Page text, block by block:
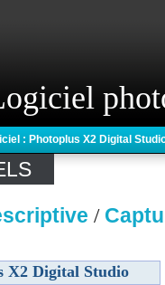
: Photoplus X2 Digital
/
X2 Digital Studio